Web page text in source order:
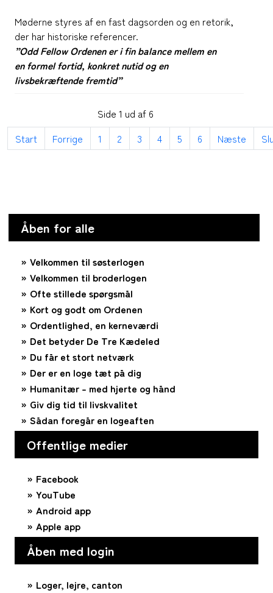
Møderne styres af en fast dagsorden og en retorik,
der har historiske referencer.
”Odd Fellow Ordenen er i fin balance mellem en
en formel fortid, konkret nutidog en
livsbekræftende fremtid”
Side 1 ud af 6
Start
Forrige 1 2 3 4 5 6 Næste
Åben for alle
Velkommen til søsterlogen
Velkommen til broderlogen
Ofte stillede spørgsmål
Kort og godt om Ordenen
Ordentlighed, en kerneværdi
Det betyder De Tre Kædeled
Du får et stort netværk
Der er en loge tæt på dig
Humanitær – med hjerte og hånd
Giv dig tid til livskvalitet
Sådan foregår en logeaften
Offentlige medier
Facebook
YouTube
Android app
Apple app
Åben med login
Loger, lejre, canton